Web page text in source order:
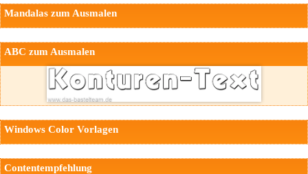
Mandalas zum Ausmalen
ABC zum Ausmalen
Windows Color Vorlagen
Contentempfehlung